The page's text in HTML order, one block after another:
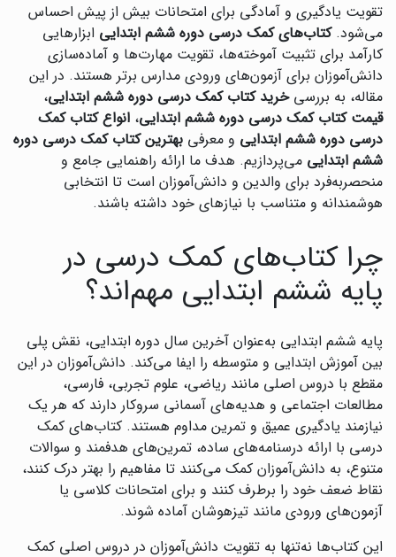
تقویت یادگیری و آمادگی برای امتحانات بیش از پیش احساس
می‌شود.کتاب‌های کمک درسی دوره ششم ابتدایی ابزارهایی
کارآمد برای تثبیت آموخته‌ها، تقویت مهارت‌ها و آماده‌سازی
دانش‌آموزان برای آزمون‌های ورودی مدارس برتر هستند. در این
مقاله، به بررسیخرید کتاب کمک درسی دوره ششم ابتدایی،
قیمت کتاب کمک درسی دوره ششم ابتدایی، انواع کتاب کمک
درسی دوره ششم ابتدایی و معرفی بهترین کتاب کمک درسی دوره
ششم ابتدایی می‌پردازیم. هدف ما ارائه راهنمایی جامع و
منحصربه‌فرد برای والدین و دانش‌آموزان است تا انتخابی
هوشمندانه و متناسب با نیازهای خود داشته باشند.
چرا کتاب‌های کمک درسی در
پایه ششم ابتدایی مهم‌اند؟
پایه ششم ابتدایی به‌عنوان آخرین سال دوره ابتدایی، نقش پلی
بین آموزش ابتدایی و متوسطه را ایفا می‌کند. دانش‌آموزان در این
مقطع با دروس اصلی مانند ریاضی، علوم تجربی، فارسی،
مطالعات اجتماعی و هدیه‌های آسمانی سروکار دارند که هر یک
نیازمند یادگیری عمیق و تمرین مداوم هستند. کتاب‌های کمک
درسی با ارائه درسنامه‌های ساده، تمرین‌های هدفمند و سوالات
متنوع، به دانش‌آموزان کمک می‌کنند تا مفاهیم را بهتر درک کنند،
نقاط ضعف خود را برطرف کنند و برای امتحانات کلاسی یا
آزمون‌های ورودی مانند تیزهوشان آماده شوند.
این کتاب‌ها نه‌تنها به تقویت دانش‌آموزان در دروس اصلی کمک